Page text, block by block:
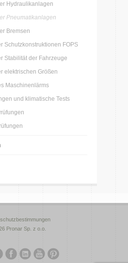
Hydraulikanlagen
Pneumatikanlagen
Bremsen
Schutzkonstruktionen FOPS
Stabilität der Fahrzeuge
elektrischen Größen
Maschinenlärms
und klimatische Tests
Pronar Sp. z o.o.